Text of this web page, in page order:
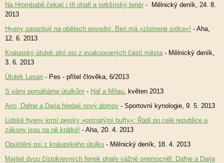
Na Hrombabě čekají i tři ohaři a jorkšírský teriér -
Mělnický deník, 24. 8.
2013
Hyeny parazitují na obětech povodní: Ben má »zlomené srdce«! - Aha,
12. 6. 2013
Kralupský útulek plní psi z evakuovaných částí města- Mělnický deník,
3. 6. 2013
Útulek Lesan - Pes - přítel člověka, 6/2013
S vámi pomáháme útulkům - Haf a Mňau, květen 2013
Airo, Dafne a Darja hledají nový domov - Sportovní kynologie, 9. 5. 2013
Lidské hyeny krmí pejsky »ostnatými buřty«: Řádí po celé republice a
zákony jsou na ně krátké! - Aha, 20. 4. 2013
Opuštění psi z kralupského útulku - Mělnický deník, 18. 4. 2013
Majitel dvou čistokrevných fenek ohaře vážně onemocněl: Dafne a Darja